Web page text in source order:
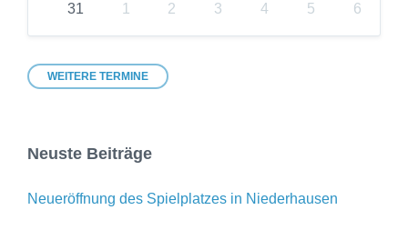
31
1 2 3 4 5
6
calendar
days
WEITERE TERMINE
Neuste Beiträge
Neueröffnung des Spielplatzes in Niederhausen